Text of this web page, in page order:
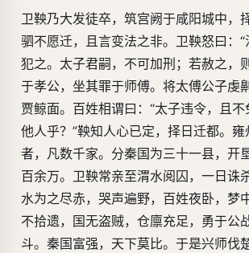
卫鞅乃大发徒卒，筑宫阙于咸阳城中，
驷不愿迁，且言变法之非。卫鞅怒曰：
犯之。太子君嗣，不可加刑；若赦之，
于孝公，坐其罪于师傅。将太傅公子虔
贾鲸面。百姓相谓曰：“太子违令，且
他人乎？”鞅知人心已定，择日迁都。
者，凡数千家。分秦国为三十一县，开
百余万。卫鞅常亲至渭水阅囚，一日诛
水为之尽赤，哭声遍野，百姓夜卧，梦
不拾遗，国无盗贼，仓廪充足，勇于公
斗。秦国富强，天下莫比。于是兴师伐